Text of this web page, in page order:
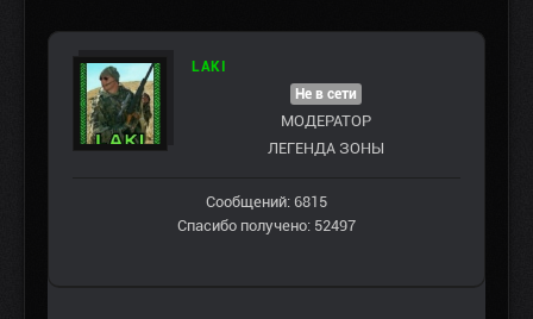
LAKI
Не в сети
МОДЕРАТОР
ЛЕГЕНДА ЗОНЫ
Сообщений: 6815
Спасибо получено: 52497